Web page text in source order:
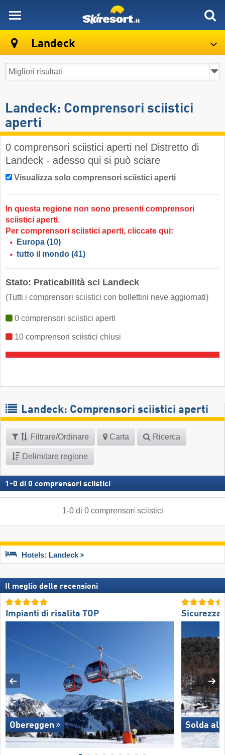
Landeck
Landeck: Comprensori sciistici
aperti
0 comprensori sciistici aperti nel Distretto di
Landeck - adesso qui si può sciare
Visualizza solo comprensori sciistici aperti
In questa regione non sono presenti comprensori
sciistici aperti.
Per comprensori sciistici aperti, cliccate qui:
Europa (10)
tutto il mondo (41)
Stato: Praticabilità sci Landeck
(Tutti i comprensori sciistici con bollettini neve aggiornati)
0 comprensori sciistici aperti
10 comprensori sciistici chiusi
Landeck: Comprensori sciistici aperti
Filtrare/Ordinare Carta Ricerca
Delimitare regione
1 -0 di 0 comprensori sciistici
1-0di 0 comprensori sciistici
Hotels: Landeck
Il meglio delle recensioni
Impianti di risalita TOP
Obereggen
Sicurezza
Solda